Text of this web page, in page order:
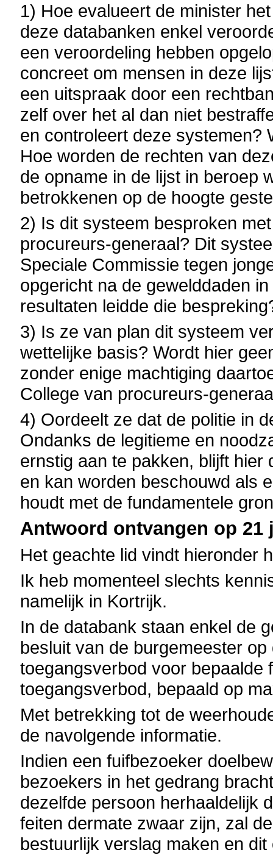
1) Hoe evalueert de minister
deze databanken enkel
een veroordeling hebben
concreet om mensen in deze
een uitspraak door een
zelf over het al dan niet
en controleert deze systemen?
Hoe worden de rechten van
de opname in de lijst in beroep
betrokkenen op de hoogte
2) Is dit systeem besproken
procureurs-generaal? Dit
Speciale Commissie tegen
opgericht na de gewelddaden
resultaten leidde die
3) Is ze van plan dit systeem
wettelijke basis? Wordt hier
zonder enige machtiging
College van procureurs-
4) Oordeelt ze dat de politie in
Ondanks de legitieme en
ernstig aan te pakken, blijft
en kan worden beschouwd als
houdt met de fundamentele
Antwoord ontvangen op 21
Het geachte lid vindt hieronder
Ik heb momenteel slechts
namelijk in Kortrijk.
In de databank staan enkel de
besluit van de burgemeester
toegangsverbod voor bepaalde
toegangsverbod, bepaald op
Met betrekking tot de
de navolgende informatie.
Indien een fuifbezoeker
bezoekers in het gedrang
dezelfde persoon herhaaldelijk
feiten dermate zwaar zijn, zal
bestuurlijk verslag maken en